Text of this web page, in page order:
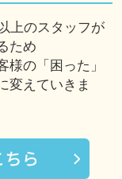
上のスタッフが
ため
様の「困った」
変えていきま